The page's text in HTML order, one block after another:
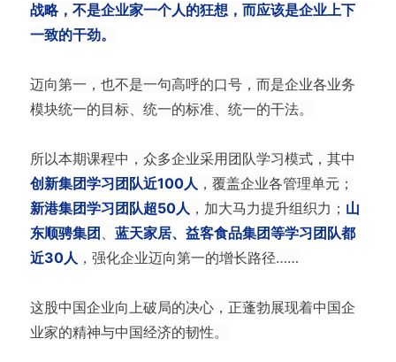
战略，不是企业家一个人的狂想，而应该是企业上下
一致的干劲。
迈向第一，也不是一句高呼的口号，而是企业各业务
模块统一的目标、统一的标准、统一的干法。
所以本期课程中，众多企业采用团队学习模式，其中
创新集团学习团队近100人 ，覆盖企业各管理单元；
新港集团学习团队超50人 ，加大马力提升组织力； 山
东顺骋集团 、 蓝天家居、益客食品集团等学习团队都
近30人 ，强化企业迈向第一的增长路径……
这股中国企业向上破局的决心，正蓬勃展现着中国企
业家的精神与中国经济的韧性。